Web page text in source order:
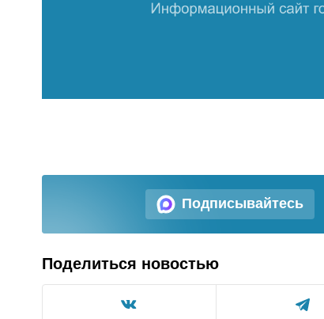
Подписывайтесь
Поделиться новостью